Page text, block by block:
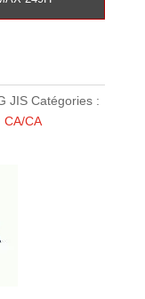
JIS Catégories :
CA/CA